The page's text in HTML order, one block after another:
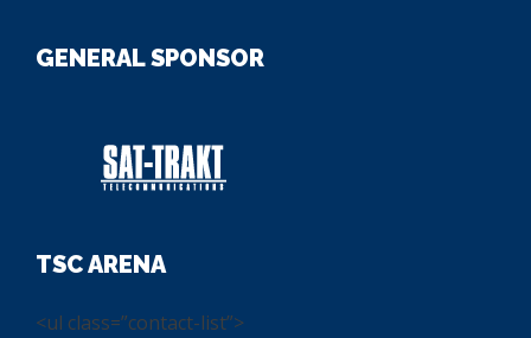
GENERAL SPONSOR
TSC ARENA
<ul class=”contact-list”>